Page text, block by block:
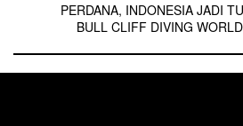
PERDANA, INDONESIA JADI
BULL CLIFF DIVING